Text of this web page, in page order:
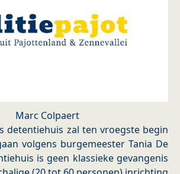
Marc Colpaert
detentiehuis zal ten vroegste begin
volgens burgemeester Tania De
is geen klassieke gevangenis